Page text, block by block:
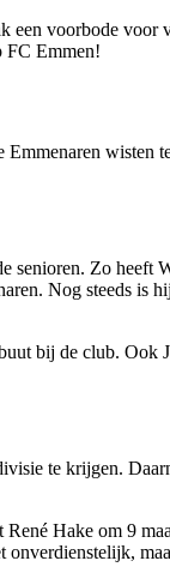
voorbode voor
FC Emmen!
wisten
senioren. Zo heeft
Nog steeds is
bij de club. Ook
te krijgen.
Hake om 9
onverdienstelijk,